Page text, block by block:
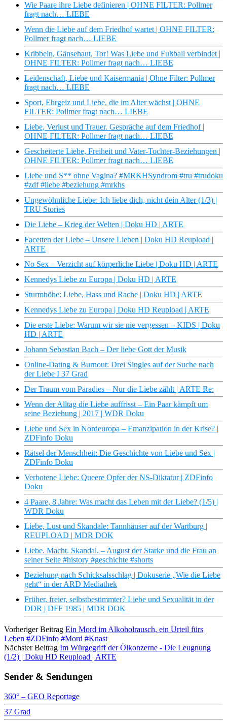
Wie Paare ihre Liebe definieren | OHNE FILTER: Pollmer
fragt nach… LIEBE
Wenn die Liebe auf dem Friedhof wartet | OHNE FILTER:
Pollmer fragt nach… LIEBE
Kribbeln, Gänsehaut, Tor! Was Liebe und Fußball verbindet |
OHNE FILTER: Pollmer fragt nach… LIEBE
Leidenschaft, Liebe und Kaisermania | Ohne Filter: Pollmer
fragt nach… LIEBE
Sport, Ehrgeiz und Liebe, die im Alter wächst | OHNE
FILTER: Pollmer fragt nach… LIEBE
Liebe, Verlust und Trauer. Gespräche auf dem Friedhof |
OHNE FILTER: Pollmer fragt nach… LIEBE
Gescheiterte Liebe, Freiheit und Vater-Tochter-Beziehungen |
OHNE FILTER: Pollmer fragt nach… LIEBE
Liebe und S** ohne Vagina? #MRKHSyndrom #tru #trudoku
#zdf #liebe #beziehung #mrkhs
Ungewöhnliche Liebe: Ich liebe dich, nicht dein Alter (1/3) |
TRU Stories
Die Liebe – Krieg der Welten | Doku HD | ARTE
Facetten der Liebe – Unsere Lieben | Doku HD Reupload |
ARTE
No Sex – Verzicht auf körperliche Liebe | Doku HD | ARTE
Kennedys Liebe zu Europa | Doku HD | ARTE
Sturmhöhe: Liebe, Hass und Rache | Doku HD | ARTE
Kennedys Liebe zu Europa | Doku HD Reupload | ARTE
Die erste Liebe: Warum wir sie nie vergessen – KIDS | Doku
HD | ARTE
Johann Sebastian Bach – Der liebe Gott der Musik
Online-Dating & Burnout: Drei Singles auf der Suche nach
der Liebe I 37 Grad
Der Traum vom Paradies – Nur die Liebe zählt | ARTE Re:
Wenn der Alltag die Liebe auffrisst – Ein Paar kämpft um
seine Beziehung | 2017 | WDR Doku
Liebe und Sex in Nordeuropa – Emanzipation in der Krise? |
ZDFinfo Doku
Rätsel der Menschheit: Die Geschichte von Liebe und Sex |
ZDFinfo Doku
Verbotene Liebe: Queere Opfer der NS-Diktatur | ZDFinfo
Doku
4 Paare, 8 Jahre: Was macht das Leben mit der Liebe? (1/5) |
WDR Doku
Liebe, Lust und Skandale: Tannhäuser auf der Wartburg |
REUPLOAD | MDR DOK
Liebe. Macht. Skandal. – August der Starke und die Frau an
seiner Seite #history #geschichte #shorts
Beziehung nach Schicksalsschlag | Dokuserie „Wie die Liebe
geht“ in der ARD Mediathek
Früher, freier, selbstbestimmter? Liebe und Sexualität in der
DDR | DFF 1985 | MDR DOK
Vorheriger Beitrag Ein Mord im Alkoholrausch, ein Urteil fürs
Leben #ZDFinfo #Mord #Knast
Nächster Beitrag Im Würgegriff der Ölkonzerne - Die Leugnung
(1/2) | Doku HD Reupload | ARTE
Sender & Sendungen
360° – GEO Reportage
37 Grad